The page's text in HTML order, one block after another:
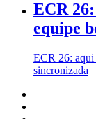
ECR
equipe
ECR 26: aqui
sincronizada